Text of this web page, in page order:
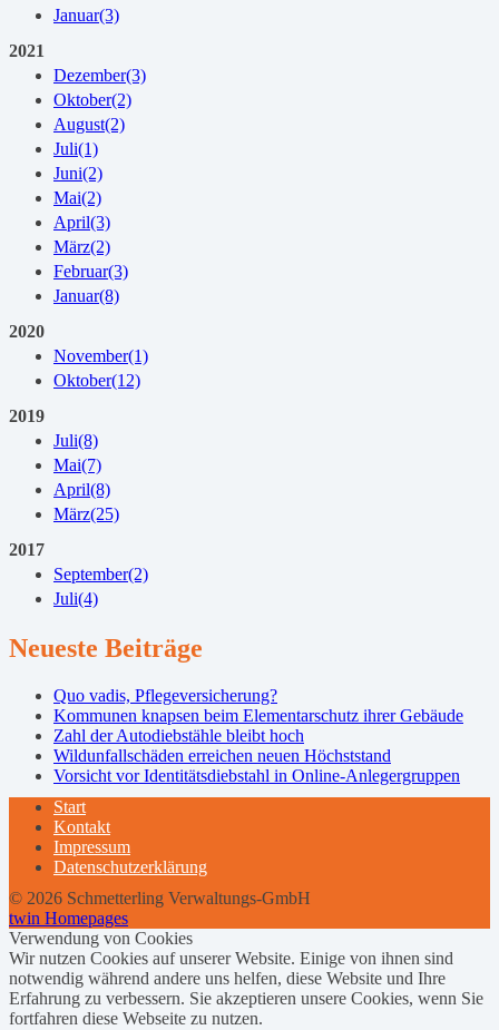
Januar(3)
2021
Dezember(3)
Oktober(2)
August(2)
Juli(1)
Juni(2)
Mai(2)
April(3)
März(2)
Februar(3)
Januar(8)
2020
November(1)
Oktober(12)
2019
Juli(8)
Mai(7)
April(8)
März(25)
2017
September(2)
Juli(4)
Neueste Beiträge
Quo vadis, Pflegeversicherung?
Kommunen knapsen beim Elementarschutz ihrer Gebäude
Zahl der Autodiebstähle bleibt hoch
Wildunfallschäden erreichen neuen Höchststand
Vorsicht vor Identitätsdiebstahl in Online-Anlegergruppen
Start
Kontakt
Impressum
Datenschutzerklärung
© 2026 Schmetterling Verwaltungs-GmbH
twin Homepages
Verwendung von Cookies
Wir nutzen Cookies auf unserer Website. Einige von ihnen sind
notwendig während andere uns helfen, diese Website und Ihre
Erfahrung zu verbessern. Sie akzeptieren unsere Cookies, wenn Sie
fortfahren diese Webseite zu nutzen.